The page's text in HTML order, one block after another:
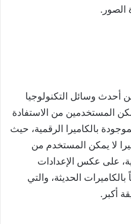
الصور.
أحدث وسائل التكنولوجيا
المستخدمين من الاستفادة
بالكاميرا الرقمية، حيث
لا يمكن المستخدم من
على عكس الإعدادات
بالكاميرات الحديثة، والتي
أكبر.